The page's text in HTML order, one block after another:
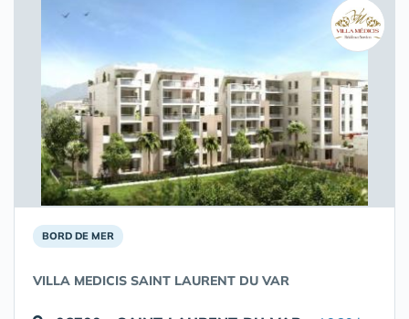
BORD DE MER
VILLA MEDICIS SAINT LAURENT DU VAR